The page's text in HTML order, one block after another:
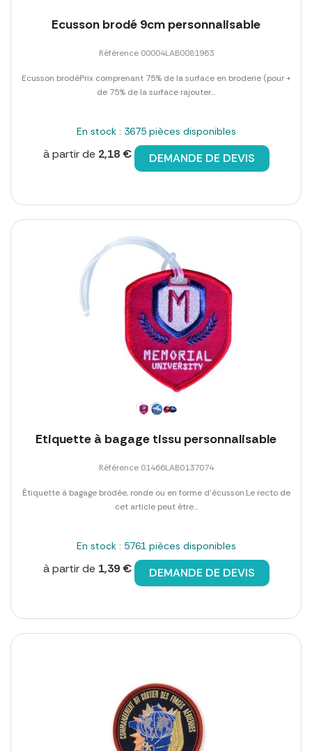
Ecusson brodé 9cm personnalisable
Référence 00004LAB0081963
Ecusson brodéPrix comprenant 75% de la surface en broderie (pour +
de 75% de la surface rajouter...
En stock : 3675 pièces disponibles
à partir de 2,18 € DEMANDE DE DEVIS
Etiquette à bagage tissu personnalisable
Référence 01466LAB0137074
Étiquette à bagage brodée, ronde ou en forme d'écusson.Le recto de
cet article peut être...
En stock : 5761 pièces disponibles
à partir de 1,39 € DEMANDE DE DEVIS